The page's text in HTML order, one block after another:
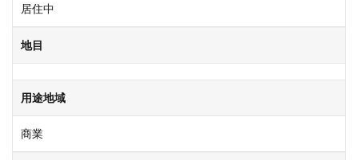
居住中
地目
用途地域
商業